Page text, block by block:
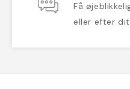
Få
eller efter